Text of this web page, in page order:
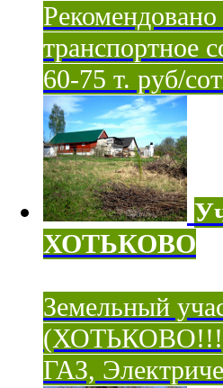
транспортное
60-75 т. руб/
ХОТЬКОВО
Земельный
ГАЗ,